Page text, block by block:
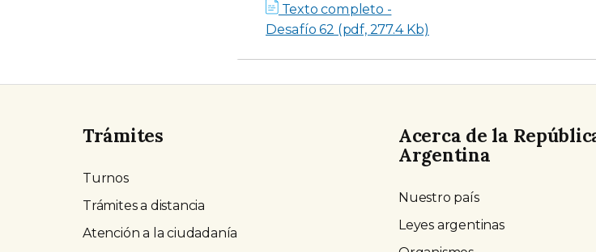
Texto completo -
Desafío 62 (pdf, 277.4 Kb)
Trámites
Turnos
Trámites a distancia
Atención a la ciudadanía
Acerca de la
Argentina
Nuestro país
Leyes argentinas